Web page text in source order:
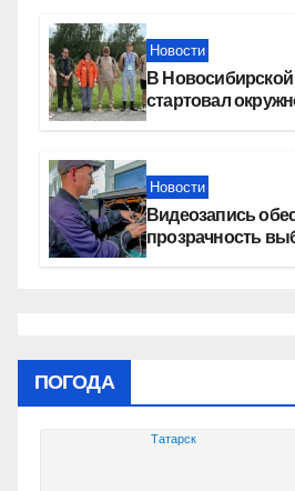
Новости
В Новосибирской
стартовал
Новости
Видеозапись
прозрачность
ПОГОДА
Татарск